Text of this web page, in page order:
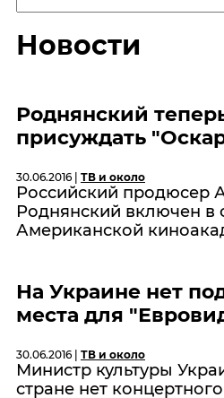
Новости
Роднянский
присуждать
30.06.2016 | ТВ и около
Российский продюсер
Роднянский включен в
Американской
На Украине нет
места для
30.06.2016 | ТВ и около
Министр культуры
стране нет